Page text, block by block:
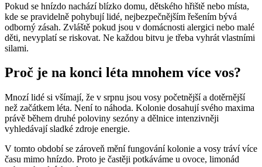
Pokud se hnízdo nachází blízko domu, dětského hřiště nebo místa,
kde se pravidelně pohybují lidé, nejbezpečnějším řešením bývá
odborný zásah. Zvláště pokud jsou v domácnosti alergici nebo malé
děti, nevyplatí se riskovat. Ne každou bitvu je třeba vyhrát vlastními
silami.
Proč je na konci léta mnohem více vos?
Mnozí lidé si všímají, že v srpnu jsou vosy početnější a dotěrnější
než začátkem léta. Není to náhoda. Kolonie dosahují svého maxima
právě během druhé poloviny sezóny a dělnice intenzivněji
vyhledávají sladké zdroje energie.
V tomto období se zároveň mění fungování kolonie a vosy tráví více
času mimo hnízdo. Proto je častěji potkáváme u ovoce, limonád